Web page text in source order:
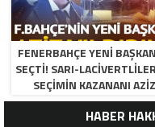
FENERBAHÇE YENI
SEÇTI! SARI-
SEÇIMIN KAZANANI AZIZ
YILDIRIM OLDU
HABER